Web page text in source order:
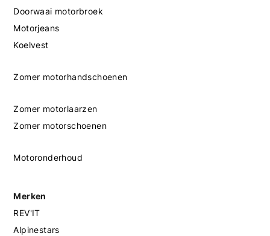
Doorwaai motorbroek
Motorjeans
Koelvest
Zomer motorhandschoenen
Zomer motorlaarzen
Zomer motorschoenen
Motoronderhoud
Merken
REV'IT
Alpinestars